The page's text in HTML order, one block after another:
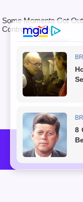
content